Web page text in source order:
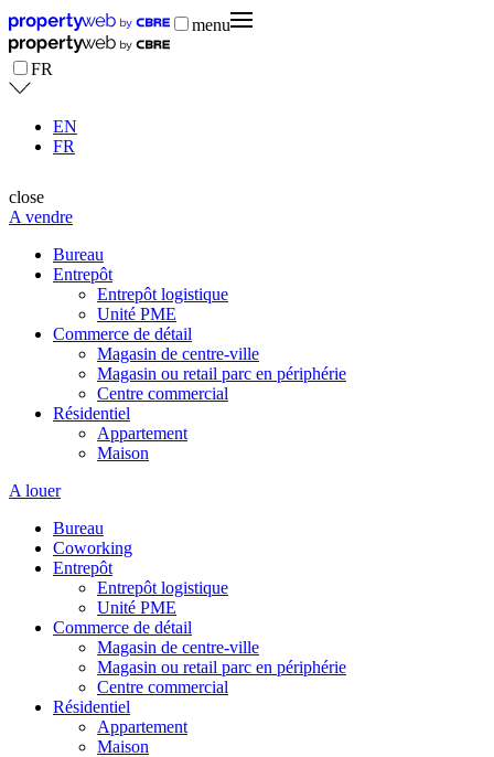
menu
FR
EN
FR
close
A vendre
Bureau
Entrepôt
Entrepôt logistique
Unité PME
Commerce de détail
Magasin de centre-ville
Magasin ou retail parc en périphérie
Centre commercial
Résidentiel
Appartement
Maison
A louer
Bureau
Coworking
Entrepôt
Entrepôt logistique
Unité PME
Commerce de détail
Magasin de centre-ville
Magasin ou retail parc en périphérie
Centre commercial
Résidentiel
Appartement
Maison